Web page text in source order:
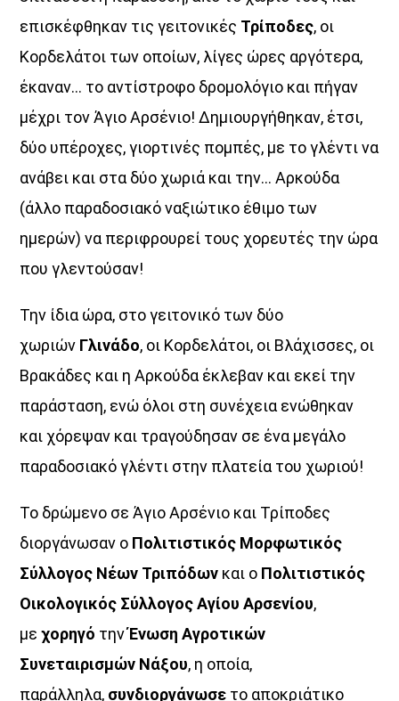
UPCOMING SHOWS
Θεμα Υγειας
Μια Θάλασσα Τραγούδια
14:00
16:00
HOT 40 Θέμης Γεωργαντάς
18:00
20:00
Μελωδικές Ιστορίες
επισκέφθηκαν τις γειτονικές Τρίποδες, οι
Κορδελάτοι των οποίων, λίγες ώρες αργότερα,
έκαναν… το αντίστροφο δρομολόγιο και πήγαν
μέχρι τον Άγιο Αρσένιο! Δημιουργήθηκαν, έτσι,
δύο υπέροχες, γιορτινές πομπές, με το γλέντι να
ανάβει και στα δύο χωριά και την… Αρκούδα
(άλλο παραδοσιακό ναξιώτικο έθιμο των
ημερών) να περιφρουρεί τους χορευτές την ώρα
που γλεντούσαν!
Την ίδια ώρα, στο γειτονικό των δύο
χωριών Γλινάδο, οι Κορδελάτοι, οι Βλάχισσες, οι
Βρακάδες και η Αρκούδα έκλεβαν και εκεί την
παράσταση, ενώ όλοι στη συνέχεια ενώθηκαν
και χόρεψαν και τραγούδησαν σε ένα μεγάλο
παραδοσιακό γλέντι στην πλατεία του χωριού!
Το δρώμενο σε Άγιο Αρσένιο και Τρίποδες
διοργάνωσαν ο Πολιτιστικός Μορφωτικός
Σύλλογος Νέων Τριπόδων και ο Πολιτιστικός
Οικολογικός Σύλλογος Αγίου Αρσενίου,
μεχορηγό τηνΈνωση Αγροτικών
Συνεταιρισμών Νάξου, η οποία,
παράλληλα, συνδιοργάνωσε το αποκριάτικο